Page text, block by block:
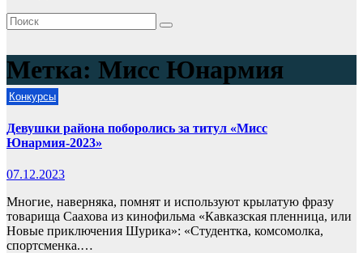
Метка: Мисс Юнармия
Конкурсы
Девушки района поборолись за титул «Мисс
Юнармия-2023»
07.12.2023
Многие, наверняка, помнят и используют крылатую фразу
товарища Саахова из кинофильма «Кавказская пленница, или
Новые приключения Шурика»: «Студентка, комсомолка,
спортсменка.…